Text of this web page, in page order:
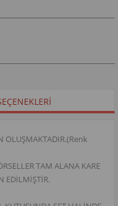
OLUŞMAKTADIR.(Renk
TAM ALANA KARE
EDİLMİŞTİR.